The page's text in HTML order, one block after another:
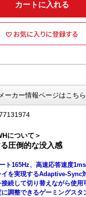
カートに入れる
メーカー情報ページはこちら
について＞
圧倒的な没入感
ト165Hz、高速応答速度
イを実現するAdaptive-Sync
続して切り替えながら使用
調整できるゲーミングスタ